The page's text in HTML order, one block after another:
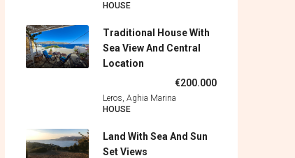
HOUSE
Traditional House With
Sea View And Central
Location
€200.000
Leros, Aghia Marina
HOUSE
Land With Sea And Sun
Set Views